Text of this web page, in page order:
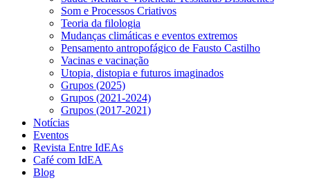
Som e Processos Criativos
Teoria da filologia
Mudanças climáticas e eventos extremos
Pensamento antropofágico de Fausto Castilho
Vacinas e vacinação
Utopia, distopia e futuros imaginados
Grupos (2025)
Grupos (2021-2024)
Grupos (2017-2021)
Notícias
Eventos
Revista Entre IdEAs
Café com IdEA
Blog